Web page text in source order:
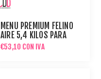
MENÚ PREMIUM FELINO
AIRE 5,4 KILOS PARA
GATOS
€53,10 CON IVA